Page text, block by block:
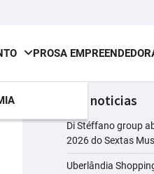
PROSA
últimas noticias
Di Stéffano group
2026 do Sextas
Uberlândia